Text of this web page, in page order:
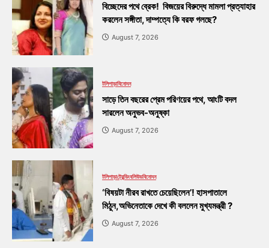
বিচ্ছেদের পথে ব্রেক! বিজয়ের বিরুদ্ধে মামলা প্রত্যাহার
করলেন সঙ্গীতা, দাম্পত্যে কি বরফ গলছে?
August 7, 2026
টলিপাড়াবিনোদন
সাড়ে তিন বছরের প্রেম পরিণয়ের পথে, আংটি বদল
সারলেন অনুভব-অনুষ্কা
August 7, 2026
টলিপাড়াট্রেন্ডিংবলিউডবিনোদন
‘বিষয়টা নীরব রাখতে চেয়েছিলেন’! হাসপাতালে
মিঠুন,অভিনেতাকে দেখে কী বললেন মুখ্যমন্ত্রী ?
August 7, 2026